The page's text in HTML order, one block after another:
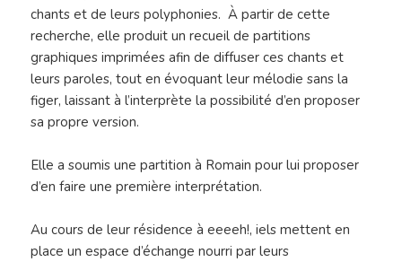
chants et de leurs polyphonies. À partir de cette
recherche, elle produit un recueil de partitions
graphiques imprimées afin de diffuser ces chants et
leurs paroles, tout en évoquant leur mélodie sans la
figer, laissant à l’interprète la possibilité d’en proposer
sa propre version.
Elle a soumis une partition à Romain pour lui proposer
d’en faire une première interprétation.
Au cours de leur résidence à eeeeh!, iels mettent en
place un espace d’échange nourri par leurs